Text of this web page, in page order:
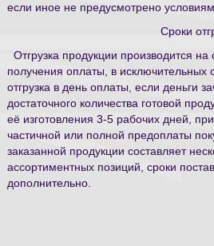
если иное не предусмотрено
Сроки
Отгрузка продукции производится
получения оплаты, в исключительных
отгрузка в день оплаты, если деньги
достаточного количества готовой
её изготовления 3-5 рабочих дней,
частичной или полной предоплаты
заказанной продукции составляет
ассортиментных позиций, сроки
дополнительно.